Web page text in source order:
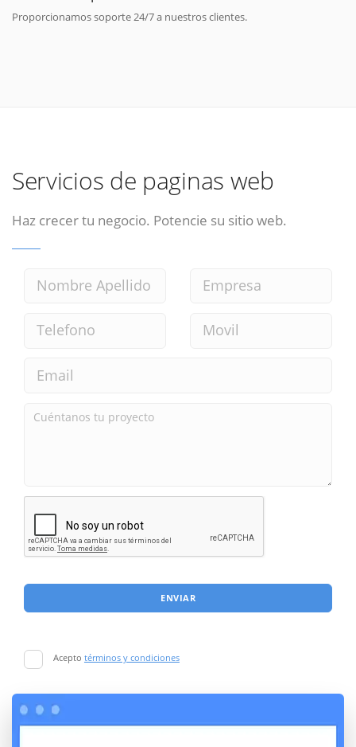
Proporcionamos soporte 24/7 a nuestros clientes.
Servicios de paginas web
Haz crecer tu negocio. Potencie su sitio web.
ENVIAR
Acepto términos y condiciones